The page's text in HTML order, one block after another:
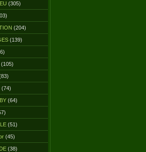
(305)
(204)
(139)
(74)
(64)
(51)
(45)
(38)